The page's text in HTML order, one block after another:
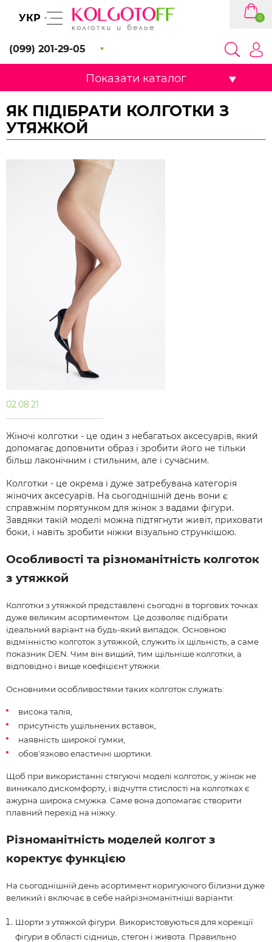
УКР
(099) 201-29-05
0
Показати каталог
ЯК ПІДІБРАТИ КОЛГОТКИ З
УТЯЖКОЙ
02.08.21
Жіночі колготки - це один з небагатьох аксесуарів, який
допомагає доповнити образ і зробити його не тільки
більш лаконічним і стильним, але і сучасним.
Колготки - це окрема і дуже затребувана категорія
жіночих аксесуарів. На сьогоднішній день вони є
справжнім порятунком для жінок з вадами фігури.
Завдяки такій моделі можна підтягнути живіт, приховати
боки, і навіть зробити ніжки візуально стрункішою.
Особливості та різноманітність колготок
з утяжкой
Колготки з утяжкой представлені сьогодні в торгових точках
дуже великим асортиментом. Це дозволяє підібрати
ідеальний варіант на будь-який випадок. Основною
відмінністю колготок з утяжкой, служить їх щільність, а саме
показник DEN. Чим він вищий, тим щільніше колготки, а
відповідно і вище коефіцієнт утяжки.
Основними особливостями таких колготок служать:
висока талія,
присутність ущільнених вставок,
наявність широкої гумки,
обов'язково еластичні шортики.
Щоб при використанні стягуючі моделі колготок, у жінок не
виникало дискомфорту, і відчуття стислості на колготках є
ажурна широка смужка. Саме вона допомагає створити
плавний перехід на ніжку.
Різноманітність моделей колгот з
коректує функцією
На сьогоднішній день асортимент коригуючого білизни дуже
великий і включає в себе найрізноманітніші варіанти:
Шорти з утяжкой фігури. Використовуються для корекції
фігури в області сідниць, стегон і живота. Правильно